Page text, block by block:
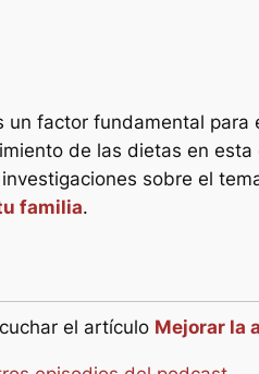
un factor fundamental para
de las dietas en
sobre el
familia.
el artículo Mejorar la